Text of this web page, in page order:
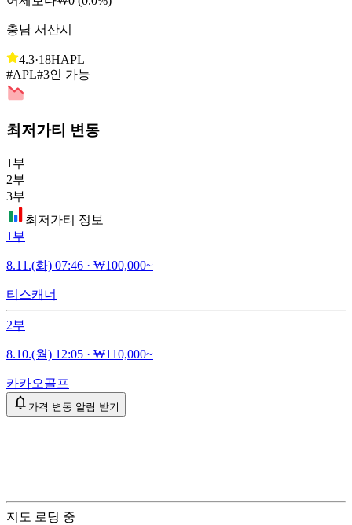
충남 서산시
4.3·18HAPL
#APL#3인 가능
최저가티 변동
1부
2부
3부
최저가티 정보
1부
8.11.(화) 07:46 · ₩100,000~
티스캐너
2부
8.10.(월) 12:05 · ₩110,000~
카카오골프
가격 변동 알림 받기
지도 로딩 중